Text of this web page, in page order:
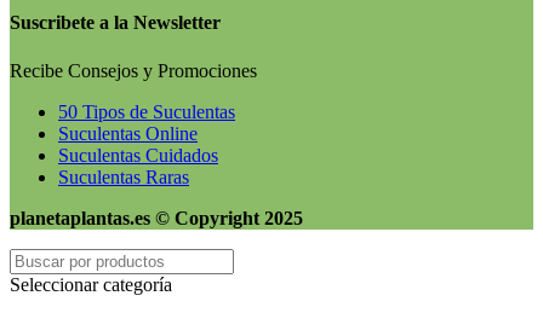
Suscribete a la Newsletter
Recibe Consejos y Promociones
50 Tipos de Suculentas
Suculentas Online
Suculentas Cuidados
Suculentas Raras
planetaplantas.es © Copyright 2025
Seleccionar categoría